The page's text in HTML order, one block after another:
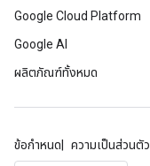
Google Cloud Platform
Google AI
ผลิตภัณฑ์ทั้งหมด
ข้อกำหนด ความเป็นส่วนตัว